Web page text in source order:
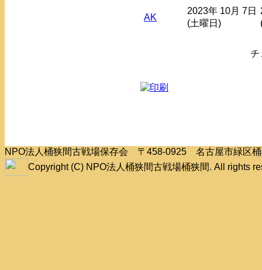
AK
2023年 10月 7日
(土曜日)
チ
NPO法人桶狭間古戦場保存会 〒458-0925 名古屋市緑区
Copyright (C) NPO法人桶狭間古戦場桶狭間. All rights